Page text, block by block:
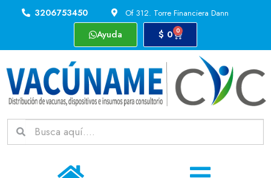
3206753450 Of 312. Torre Financiera Dann
Ayuda $ 0 0